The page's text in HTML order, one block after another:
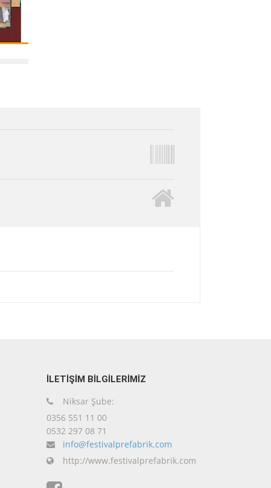
İLETİŞİM BİLGİLERİMİZ
Niksar Şube:
0356 551 11 00
0532 297 08 71
info@festivalprefabrik.com
http://www.festivalprefabrik.com